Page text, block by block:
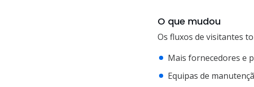
O que mudou
Os fluxos de visitantes
Mais fornecedores e
Equipas de